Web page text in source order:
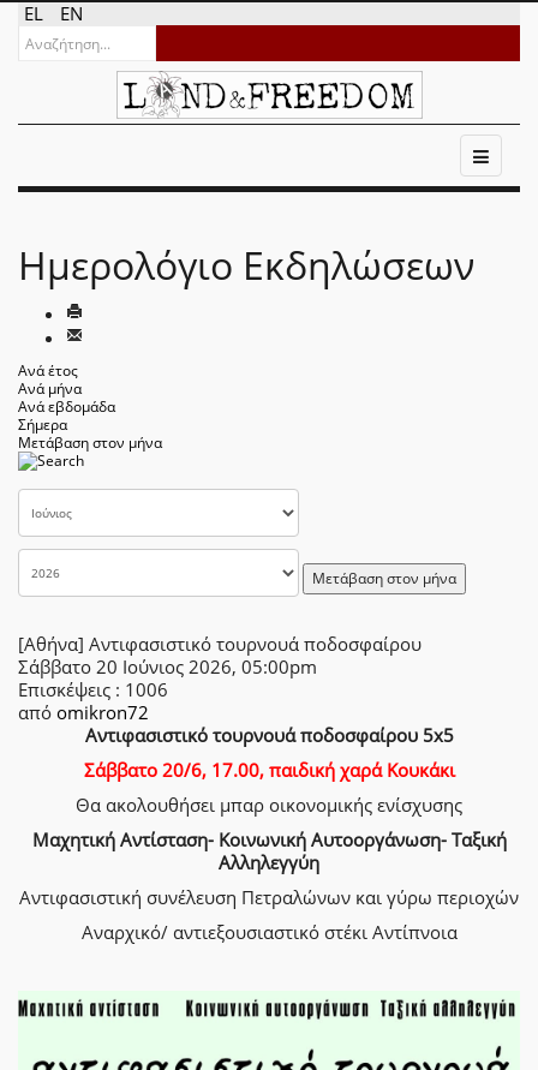
EL EN
Ημερολόγιο Εκδηλώσεων
Ανά έτος
Ανά μήνα
Ανά εβδομάδα
Σήμερα
Μετάβαση στον μήνα
Μετάβαση στον μήνα
[Αθήνα] Αντιφασιστικό τουρνουά ποδοσφαίρου
Σάββατο 20 Ιούνιος 2026, 05:00pm
Επισκέψεις : 1006
από omikron72
Αντιφασιστικό τουρνουά ποδοσφαίρου 5x5
Σάββατο 20/6, 17.00, παιδική χαρά Κουκάκι
Θα ακολουθήσει μπαρ οικονομικής ενίσχυσης
Μαχητική Αντίσταση- Κοινωνική Αυτοοργάνωση- Ταξική
Αλληλεγγύη
Αντιφασιστική συνέλευση Πετραλώνων και γύρω περιοχών
Αναρχικό/ αντιεξουσιαστικό στέκι Αντίπνοια